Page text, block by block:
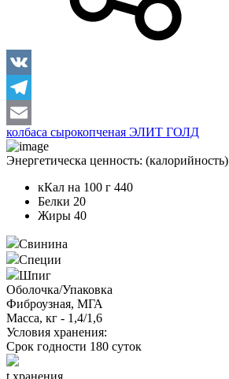
VK
Telegram
Email
колбаса сырокопченая ЭЛИТ ГОЛД
Энергетическа ценность: (калорийность)
кКал на 100 г 440
Белки 20
Жиры 40
Свинина
Специи
Шпиг
Оболочка/Упаковка
Фиброузная, МГА
Масса, кг - 1,4/1,6
Условия хранения:
Срок годности 180 суток
t хранения